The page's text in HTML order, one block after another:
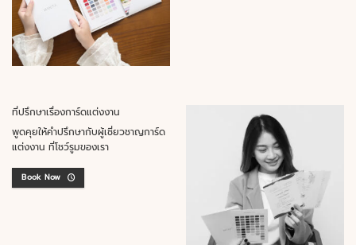
ที่ปรึกษาเรื่องการ์ดแต่งงาน
พูดคุยให้คำปรึกษากับผู้เชี่ยวชาญการ์ด
แต่งงาน ที่โชว์รูมของเรา
Book Now